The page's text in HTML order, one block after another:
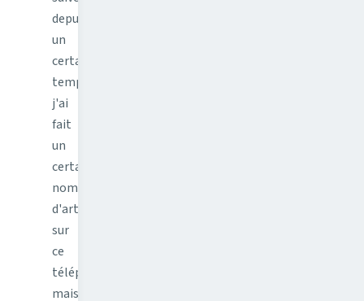
depuis
un
certain
temps,
j'ai
fait
un
certain
nombre
d'articles
sur
ce
téléphone
mais